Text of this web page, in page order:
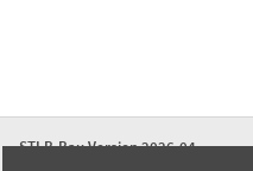
STLB-Bau Version 2026-04